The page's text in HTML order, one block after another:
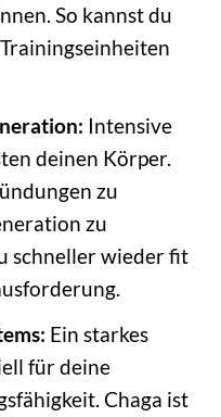
So kannst du
Intensive
deinen Körper.
zu
zu
schneller wieder fit
Ein starkes
für deine
Chaga ist